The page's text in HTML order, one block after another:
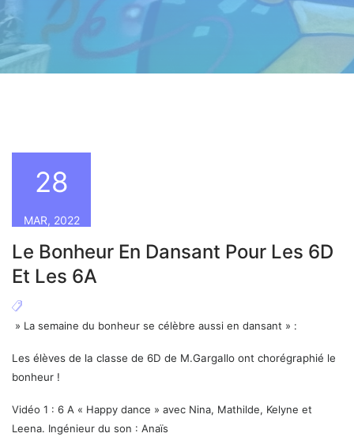
Le Bonheur En Dansant Pour Les 6D
Et Les 6A
28
MAR, 2022
» La semaine du bonheur se célèbre aussi en dansant » :
Les élèves de la classe de 6D de M.Gargallo ont chorégraphié le
bonheur !
Vidéo 1 : 6 A « Happy dance » avec Nina, Mathilde, Kelyne et
Leena. Ingénieur du son : Anaïs